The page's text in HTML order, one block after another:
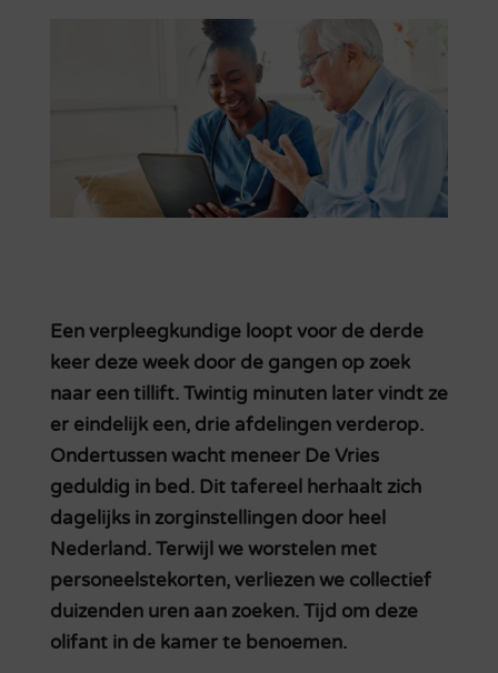
Een verpleegkundige loopt voor de derde
keer deze week door de gangen op zoek
naar een tillift. Twintig minuten later vindt ze
er eindelijk een, drie afdelingen verderop.
Ondertussen wacht meneer De Vries
geduldig in bed. Dit tafereel herhaalt zich
dagelijks in zorginstellingen door heel
Nederland. Terwijl we worstelen met
personeelstekorten, verliezen we collectief
duizenden uren aan zoeken. Tijd om deze
olifant in de kamer te benoemen.